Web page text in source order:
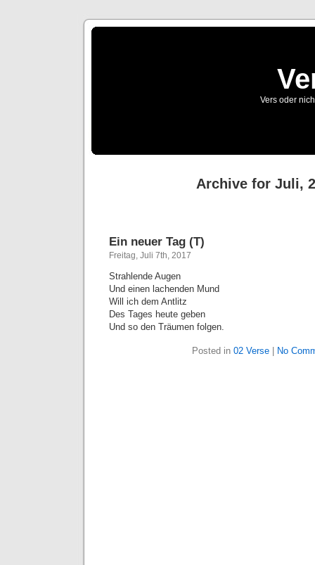
Vers oder
Archive for Juli,
Ein neuer Tag (T)
Freitag, Juli 7th, 2017
Strahlende Augen
Und einen lachenden Mund
Will ich dem Antlitz
Des Tages heute geben
Und so den Träumen folgen.
Posted in 02 Verse| No